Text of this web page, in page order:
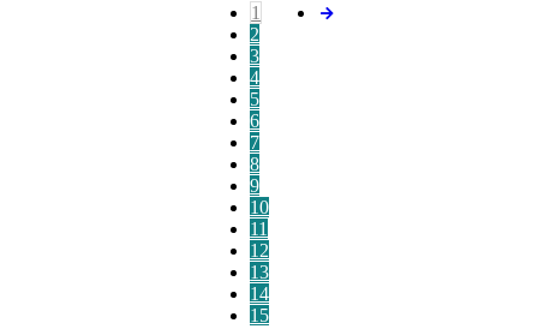
1
2
3
4
5
6
7
8
9
10
11
12
13
14
15